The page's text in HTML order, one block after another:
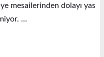
mesailerinden dolayı yas
…